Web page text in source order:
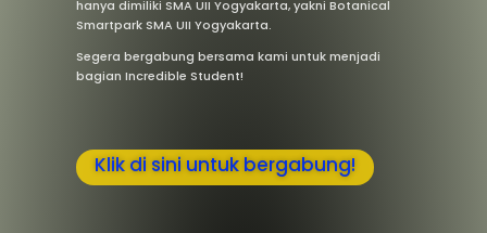
hanya dimiliki SMA UII Yogyakarta, yakni Botanical
Smartpark SMA UII Yogyakarta.
Segera bergabung bersama kami untuk menjadi
bagian Incredible Student!
Klik di sini untuk bergabung!